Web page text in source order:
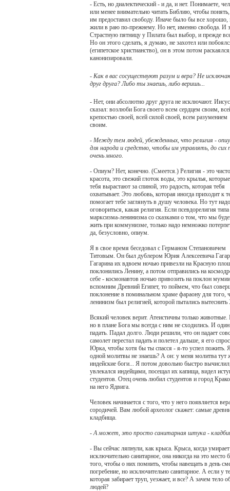
- Есть, но диалектический - и да, и нет. Понимаете,
или менее внимательно читать Библию, чтобы
им предоставил свободу. Иначе было бы все
жили в раю по-прежнему. Но нет, именно свобода. И
Страстную пятницу у Пилата был выбор, и прежде
Но он этого сделать, я думаю, не захотел или
(египетское христианство), он в этом потом
канонизировали.
- Как в вас сосуществуют разум и вера? Не
друг друга? Либо ты знаешь, либо веришь...
- Нет, они абсолютно друг друга не исключают. Иисус
сказал: возлюби Бога своего всем сердцем своим,
крепостью своей, всей силой своей, всем разумением
своим.
- Между тем людей, убежденных, что религия -
для народа и средство, чтобы им управлять, до сих
очень много.
- Опиум? Нет, конечно. (Смеется.) Религия - это
красота, это свежий глоток воды, это крылья,
тебя вырастают за спиной, это радость, которая тебя
охватывает. Это любовь, которая иногда приходит к
помогает тебе заглянуть в душу человека. Но тут надо
оговориться, какая религия. Если псевдорелигия типа
марксизма-ленинизма со сказками о том, что мы
жить при коммунизме, только надо немножко
да, безусловно, опиум.
Я в свое время беседовал с Германом Степановичем
Титовым. Он был дублером Юрия Алексеевича
Гагарина их вдвоем ночью привезли на Красную
поклонились Ленину, а потом отправились на
себе - космонавтов ночью привозить на поклон
вспомним Древний Египет, то поймем, что был
поклонение в поминальном храме фараону для
ленинизм был религией, которой пытались
Всякий человек верит. Атеистичны только
но в плане Бога мы всегда с ним не сходились. И
падать. Падал долго. Люди решили, что он падает
самолет перестал падать и полетел дальше, я его
Юрка, чтобы хотя бы ты спасся - я-то успел пожить.
одной молитвы не знаешь? А он: у меня молитва тут
индейские боги... Я потом довольно быстро
увлекался индейцами, посещал их капища, видел
студентов. Отец очень любил студентов и город
на него Ядвига.
Человек начинается с того, что у него появляется
сородичей. Вам любой археолог скажет: самые
кладбища.
- А может, это просто санитарная штука -
- Вы сейчас ляпнули, как крыса. Крыса, когда
исключительно санитарное, она никогда на это
того, чтобы о них помнить, чтобы навещать в день
погребение, но исключительно санитарное. А если
которая забирает труп, уезжает, и все? А зачем тело
людей?